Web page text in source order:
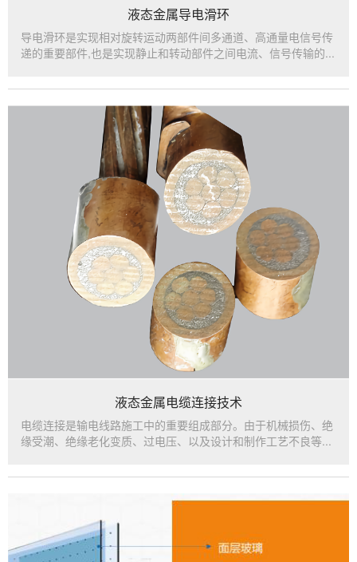
液态金属导电滑环
导电滑环是实现相对旋转运动两部件间多通道、高通量电信号传
递的重要部件,也是实现静止和转动部件之间电流、信号传输的...
液态金属电缆连接技术
电缆连接是输电线路施工中的重要组成部分。由于机械损伤、绝
缘受潮、绝缘老化变质、过电压、以及设计和制作工艺不良等...